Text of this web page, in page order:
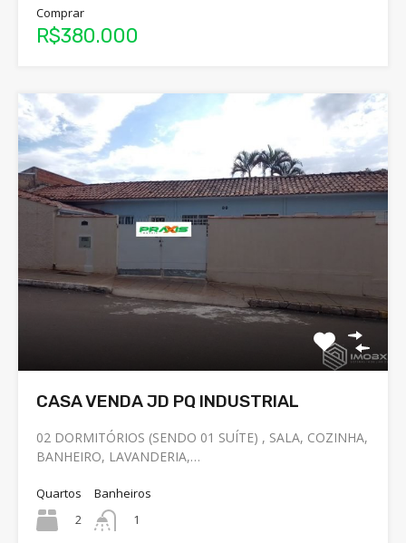
Comprar
R$380.000
CASA VENDA JD PQ INDUSTRIAL
02 DORMITÓRIOS (SENDO 01 SUÍTE) , SALA, COZINHA,
BANHEIRO, LAVANDERIA,…
Quartos
2
Banheiros
1